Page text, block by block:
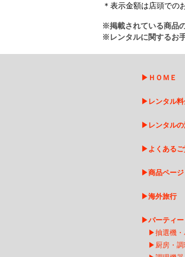
＊表示金額は店頭での
※掲載されている商品
※レンタルに関するお
▶ ＨＯＭＥ
▶ レンタル
▶ レンタル
▶よくあるご
▶商品ページ
▶海外旅行
▶パーティ
▶抽選機
▶ 厨房・